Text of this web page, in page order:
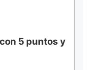
5 puntos y